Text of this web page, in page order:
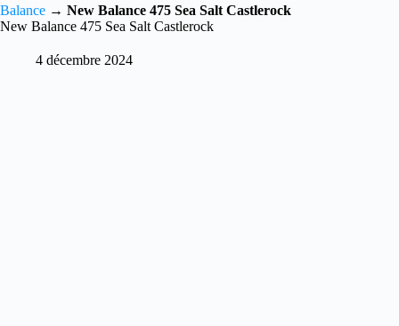
Balance → New Balance 475 Sea Salt Castlerock
New Balance 475 Sea Salt Castlerock
4 décembre 2024